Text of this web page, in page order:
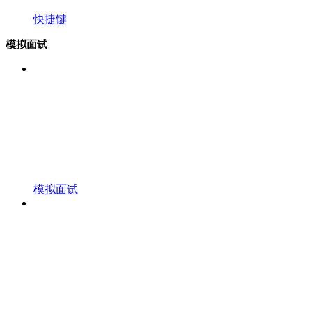
快捷键
模拟面试
模拟面试